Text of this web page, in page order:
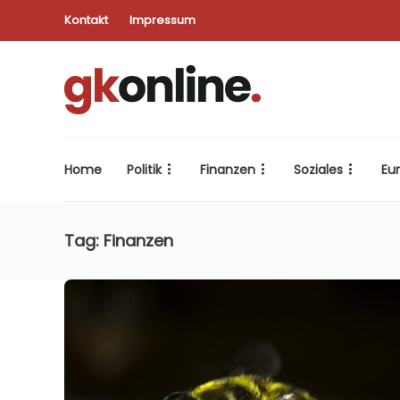
Kontakt Impressum
Home Politik Finanzen Soziales
Tag: Finanzen